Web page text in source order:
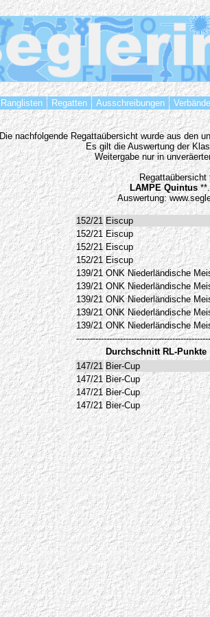
Ranglisten Regatten Ausschreibungen Verbände
Die nachfolgende Regattaübersicht wurde aus den
Es gilt die Auswertung der
Weitergabe nur in
Regattaübersicht
LAMPE Quintus
Auswertung:
152/21 Eiscup
152/21 Eiscup
152/21 Eiscup
152/21 Eiscup
139/21 ONK Niederländische
139/21 ONK Niederländische
139/21 ONK Niederländische
139/21 ONK Niederländische
139/21 ONK Niederländische
Durchschnitt RL-Punkte
147/21 Bier-Cup
147/21 Bier-Cup
147/21 Bier-Cup
147/21 Bier-Cup